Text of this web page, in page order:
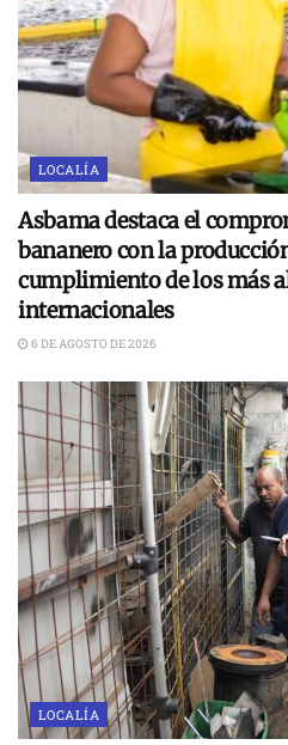
LOCALÍA
Asbama destaca el
bananero con la
cumplimiento de los más
internacionales
6 DE AGOSTO DE 2026
LOCALÍA